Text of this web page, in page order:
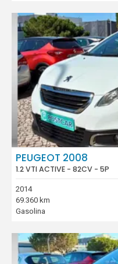
PEUGEOT 2008
1.2 VTI ACTIVE - 82CV - 5P
2014
69.360 km
Gasolina